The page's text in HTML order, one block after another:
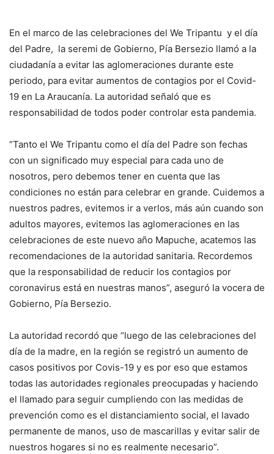
En el marco de las celebraciones del We Tripantu y el día
del Padre, la seremi de Gobierno, Pía Bersezio llamó a la
ciudadanía a evitar las aglomeraciones durante este
periodo, para evitar aumentos de contagios por el Covid-
19 en La Araucanía. La autoridad señaló que es
responsabilidad de todos poder controlar esta pandemia.
“Tanto el We Tripantu como el día del Padre son fechas
con un significado muy especial para cada uno de
nosotros, pero debemos tener en cuenta que las
condiciones no están para celebrar en grande. Cuidemos a
nuestros padres, evitemos ir a verlos, más aún cuando son
adultos mayores, evitemos las aglomeraciones en las
celebraciones de este nuevo año Mapuche, acatemos las
recomendaciones de la autoridad sanitaria. Recordemos
que la responsabilidad de reducir los contagios por
coronavirus está en nuestras manos”, aseguró la vocera de
Gobierno, Pía Bersezio.
La autoridad recordó que “luego de las celebraciones del
día de la madre, en la región se registró un aumento de
casos positivos por Covis-19 y es por eso que estamos
todas las autoridades regionales preocupadas y haciendo
el llamado para seguir cumpliendo con las medidas de
prevención como es el distanciamiento social, el lavado
permanente de manos, uso de mascarillas y evitar salir de
nuestros hogares si no es realmente necesario”.